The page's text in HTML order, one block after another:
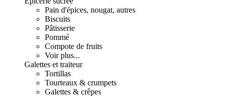
Pain d'épices, nougat, autres
Biscuits
Pâtisserie
Pommé
Compote de fruits
Voir plus...
Galettes et traiteur
Tortillas
Tourteaux & crumpets
Galettes & crêpes